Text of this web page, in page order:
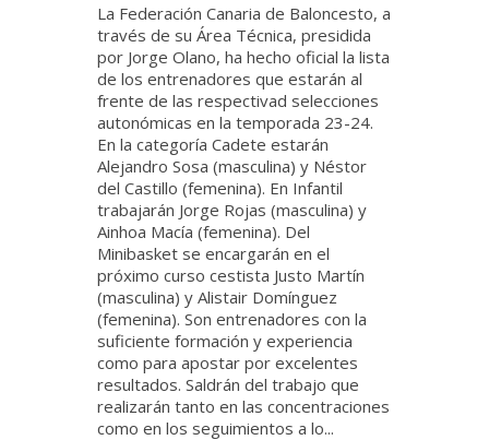
La Federación Canaria de Baloncesto, a
través de su Área Técnica, presidida
por Jorge Olano, ha hecho oficial la lista
de los entrenadores que estarán al
frente de las respectivad selecciones
autonómicas en la temporada 23-24.
En la categoría Cadete estarán
Alejandro Sosa (masculina) y Néstor
del Castillo (femenina). En Infantil
trabajarán Jorge Rojas (masculina) y
Ainhoa Macía (femenina). Del
Minibasket se encargarán en el
próximo curso cestista Justo Martín
(masculina) y Alistair Domínguez
(femenina). Son entrenadores con la
suficiente formación y experiencia
como para apostar por excelentes
resultados. Saldrán del trabajo que
realizarán tanto en las concentraciones
como en los seguimientos a lo...